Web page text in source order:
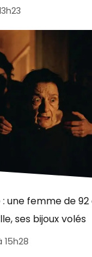
une femme de 92
ses bijoux volés
15h28